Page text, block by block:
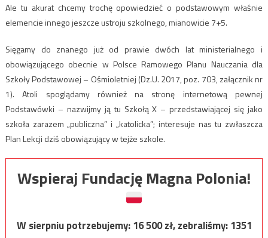
Ale tu akurat chcemy trochę opowiedzieć o podstawowym właśnie
elemencie innego jeszcze ustroju szkolnego, mianowicie 7+5.
Sięgamy do znanego już od prawie dwóch lat ministerialnego i
obowiązującego obecnie w Polsce Ramowego Planu Nauczania dla
Szkoły Podstawowej – Ośmioletniej (Dz.U. 2017, poz. 703, załącznik nr
1). Atoli spoglądamy również na stronę internetową pewnej
Podstawówki – nazwijmy ją tu Szkołą X – przedstawiającej się jako
szkoła zarazem „publiczna” i „katolicka”; interesuje nas tu zwłaszcza
Plan Lekcji dziś obowiązujący w tejże szkole.
Wspieraj Fundację Magna Polonia!
W sierpniu potrzebujemy:16 500zł, zebraliśmy:1351